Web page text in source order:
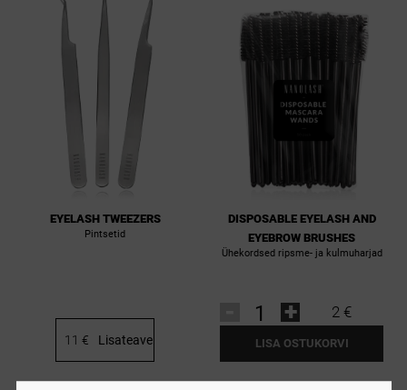
EYELASH TWEEZERS
Pintsetid
11 € Lisateave
DISPOSABLE EYELASH AND
EYEBROW BRUSHES
Ühekordsed ripsme- ja kulmuharjad
2 €
+
LISA OSTUKORVI